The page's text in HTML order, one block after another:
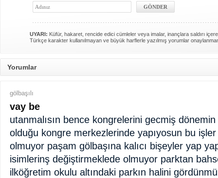
UYARI: Küfür, hakaret, rencide edici cümleler veya imalar, inançlara saldırı
Türkçe karakter kullanılmayan ve büyük harflerle yazılmış yorumlar
Yorumlar
gölbaşılı
vay be
utanmalısın bence kongrelerini gecmiş
olduğu kongre merkezlerinde yapıyosun bu
olmuyor paşam gölbaşına kalıcı bişeyler yap
isimlerinş değiştirmeklede olmuyor parktan
ilköğretim okulu altındaki parkın halini